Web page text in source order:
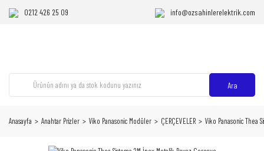
0212 426 25 09 info@ozsahinlerelektrik.com
Ara
Anasayfa Anahtar Prizler Viko Panasonic Modüler ÇERÇEVELER Viko Panasonic Thea